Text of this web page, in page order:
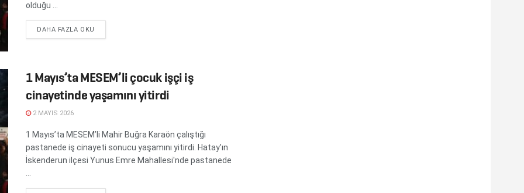
olduğu ...
DAHA FAZLA OKU
1 Mayıs’ta MESEM’li çocuk işçi iş
cinayetinde yaşamını yitirdi
2 MAYIS 2026
1 Mayıs’ta MESEM’li Mahir Buğra Karaön çalıştığı
pastanede iş cinayeti sonucu yaşamını yitirdi. Hatay’ın
İskenderun ilçesi Yunus Emre Mahallesi'nde pastanede
...